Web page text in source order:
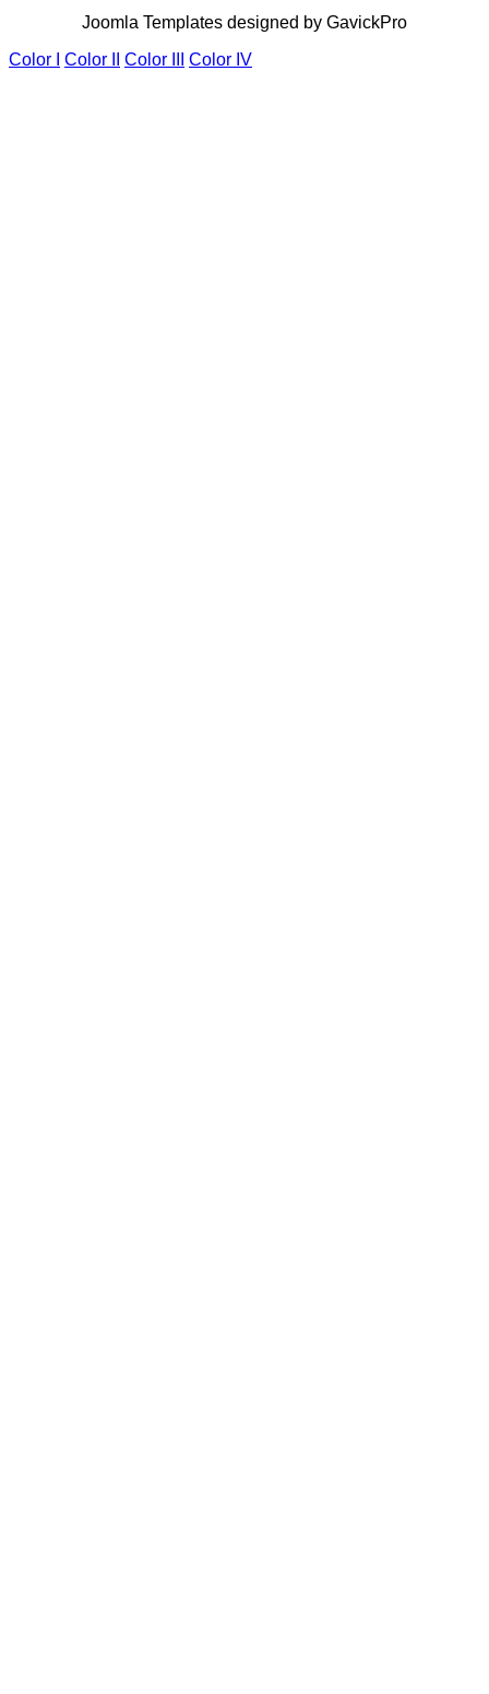
Joomla Templates designed by GavickPro
Color I
Color II Color III Color IV